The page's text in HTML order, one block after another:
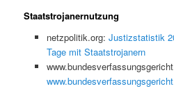
Staatstrojanernutzung
netzpolitik.org: Justizstatistik
Tage mit Staatstrojanern